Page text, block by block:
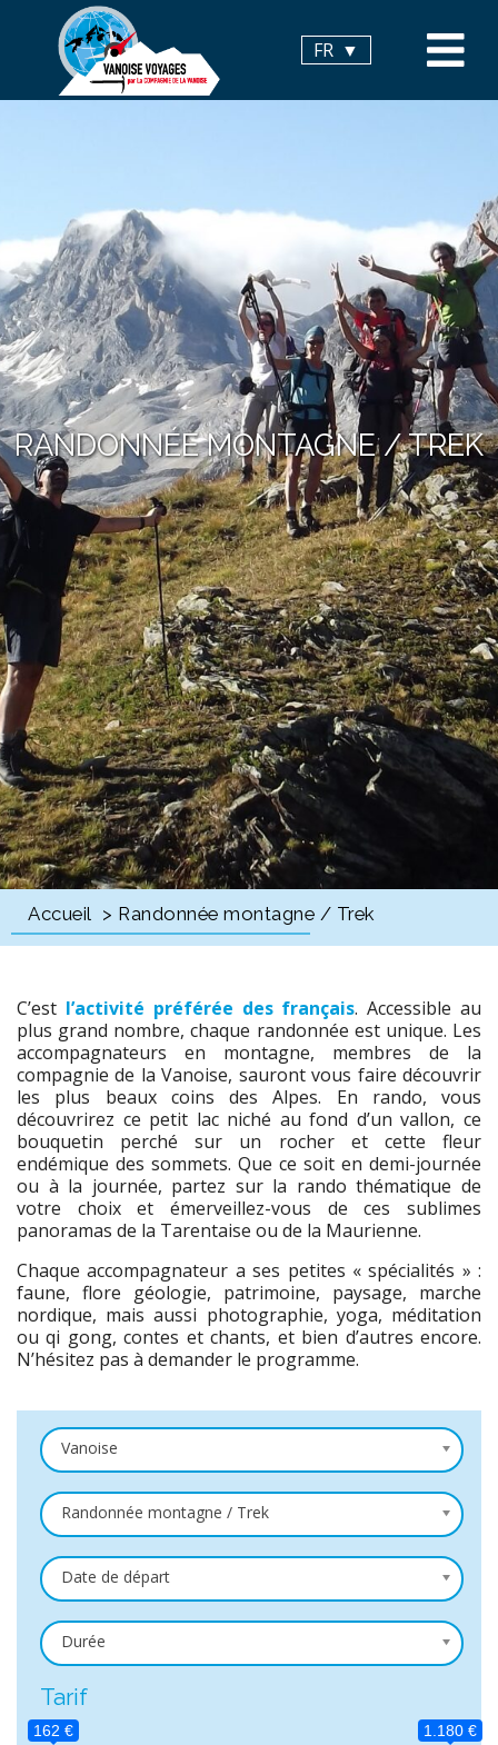
FR
RANDONNÉE MONTAGNE / TREK
Accueil > Randonnée montagne / Trek
C’est l’activité préférée des français. Accessible au
plus grand nombre, chaque randonnée est unique. Les
accompagnateurs en montagne, membres de la
compagnie de la Vanoise, sauront vous faire découvrir
les plus beaux coins des Alpes. En rando, vous
découvrirez ce petit lac niché au fond d’un vallon, ce
bouquetin perché sur un rocher et cette fleur
endémique des sommets. Que ce soit en demi-journée
ou à la journée, partez sur la rando thématique de
votre choix et émerveillez-vous de ces sublimes
panoramas de la Tarentaise ou de la Maurienne.
Chaque accompagnateur a ses petites « spécialités » :
faune, flore géologie, patrimoine, paysage, marche
nordique, mais aussi photographie, yoga, méditation
ou qi gong, contes et chants, et bien d’autres encore.
N’hésitez pas à demander le programme.
Vanoise
Randonnée montagne / Trek
Date de départ
Durée
Tarif
162 € 1.180 €
Panneau de gestion des cookies